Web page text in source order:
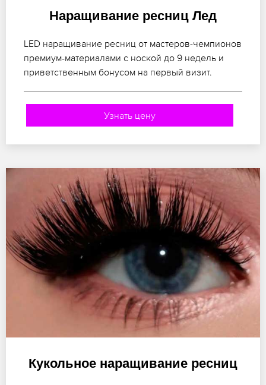
Наращивание ресниц Лед
LED наращивание ресниц от мастеров-чемпионов
премиум-материалами с ноской до 9 недель и
приветственным бонусом на первый визит.
Узнать цену
Кукольное наращивание ресниц